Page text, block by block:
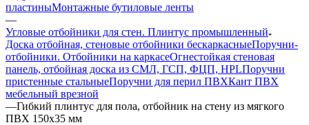
пластиныМонтажные бутиловые ленты
—
Угловые отбойники для стен. Плинтус промышленный
Доска отбойная, стеновые отбойники бескаркасныеПоручни-
отбойники. Отбойники на каркасеОгнестойкая стеновая
панель, отбойная доска из СМЛ, ГСП, ФЦП, HPLПоручни
пристенные стальныеПоручни для перил ПВХКант ПВХ
мебельный врезной
—Гибкий плинтус для пола, отбойник на стену из мягкого
ПВХ 150х35 мм